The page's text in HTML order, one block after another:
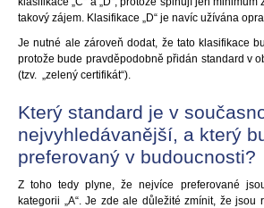
takový zájem. Klasifikace „D“ je navíc užívána
Je nutné ale zároveň dodat, že tato klasifikace
protože bude pravděpodobně přidán standard v
(tzv. „zelený certifikát“).
Který standard je v
nejvyhledávanější, a který
preferovaný v budoucnosti?
Z toho tedy plyne, že nejvíce preferované
kategorii „A“. Je zde ale důležité zmínit, že jsou